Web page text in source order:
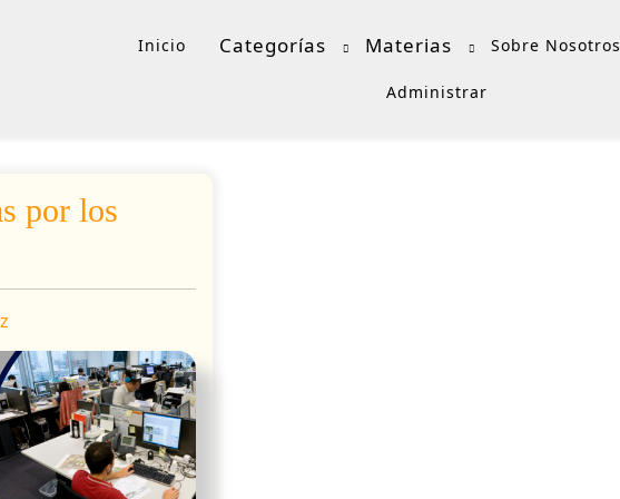
Inicio Categorías Materias Sobre Nosotros
Administrar
por los